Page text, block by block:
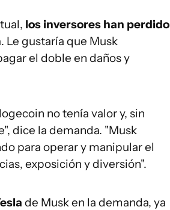
los inversores han perdido
. Le gustaría que Musk
el doble en daños y
no tenía valor y, sin
dice la demanda. "Musk
para operar y manipular el
exposición y diversión".
de Musk en la demanda, ya